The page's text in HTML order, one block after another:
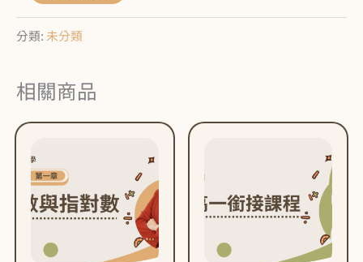
分類: 未分類
相關商品